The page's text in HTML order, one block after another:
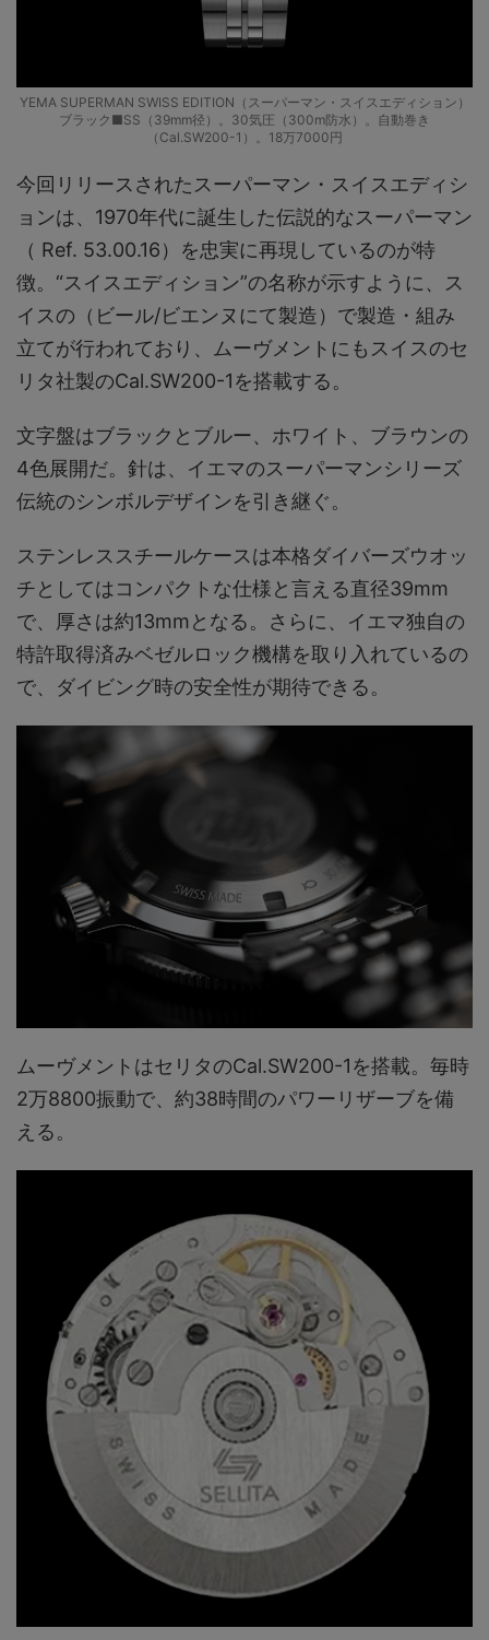
YEMA SUPERMAN SWISS EDITION（スーパーマン・スイスエディション）
ブラック■SS（39mm径）。30気圧（300m防水）。自動巻き
（Cal.SW200-1）。18万7000円
今回リリースされたスーパーマン・スイスエディシ
ョンは、1970年代に誕生した伝説的なスーパーマン
（ Ref. 53.00.16）を忠実に再現しているのが特
徴。“スイスエディション”の名称が示すように、ス
イスの（ビール/ビエンヌにて製造）で製造・組み
立てが行われており、ムーヴメントにもスイスのセ
リタ社製のCal.SW200-1を搭載する。
文字盤はブラックとブルー、ホワイト、ブラウンの
4色展開だ。針は、イエマのスーパーマンシリーズ
伝統のシンボルデザインを引き継ぐ。
ステンレススチールケースは本格ダイバーズウオッ
チとしてはコンパクトな仕様と言える直径39mm
で、厚さは約13mmとなる。さらに、イエマ独自の
特許取得済みベゼルロック機構を取り入れているの
で、ダイビング時の安全性が期待できる。
ムーヴメントはセリタのCal.SW200-1を搭載。毎時
2万8800振動で、約38時間のパワーリザーブを備
える。